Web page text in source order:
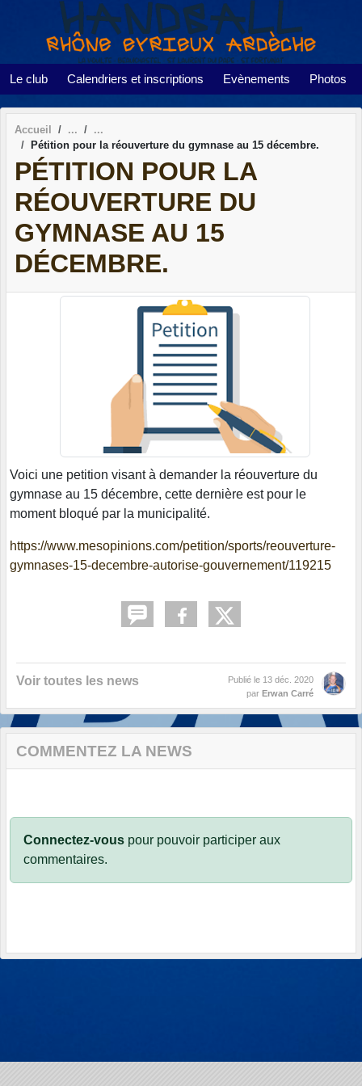
Le club Calendriers et inscriptions Evènements Photos
Accueil
Pétition pour la réouverture du gymnase au 15 décembre.
PÉTITION POUR LA
RÉOUVERTURE DU
GYMNASE AU 15
DÉCEMBRE.
Voici une petition visant à demander la réouverture du
gymnase au 15 décembre, cette dernière est pour le
moment bloqué par la municipalité.
https://www.mesopinions.com/petition/sports/reouverture-
gymnases-15-decembre-autorise-gouvernement/119215
Voir toutes les news Publié le 13 déc. 2020
par Erwan Carré
COMMENTEZ LA NEWS
Connectez-vous pour pouvoir participer aux
commentaires.
Panneau de gestion des cookies